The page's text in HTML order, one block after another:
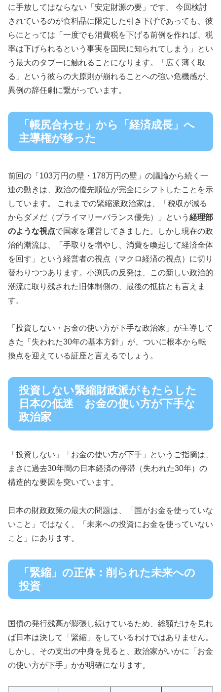
に手放してはならない「安定財源の要」です。 今回検討
されているのが食料品に限定した引き下げであっても、彼
らにとっては「一度でも消費税を下げる前例を作れば、税
率は下げられるという事実を国民に知られてしまう」とい
う最大のタブーに触れることになります。「広く薄く取
る」という彼らの大原則が崩れることへの強い危機感が、
異例の辞任劇に繋がっています。
「帳尻合わせ」から「経済成長」へ
主導権が移った
前回の「103万円の壁・178万円の壁」の議論から続く一
連の動きは、政治の優先順位が完全にシフトしたことを示
しています。 これまでの緊縮派政治家は、「税収が減る
からダメだ（プライマリーバランス優先）」という 経理部
のような視点で国家を運営してきました。しかし現在の政
治的潮流は、「手取りを増やし、消費を喚起して経済全体
を回す」という経営者の視点（マクロ経済の視点）に切り
替わりつつあります。小渕氏の反発は、この新しい政治的
潮流に取り残された旧体制側の、最後の抵抗とも言えま
す。
「投資しない・お金の使い方が下手な政治家」が主導して
きた「失われた30年の基本方針」が、ついに根本から転
換点を迎えている証座と言えるでしょう。
投資しない緊縮財政派がもたらした
日本の低迷 お金の使い方が下手な
政治家
「投資しない」「お金の使い方が下手」というご指摘は、
まさに過去30年間の日本経済の停滞（失われた30年）の
構造的な要因を突いています。
日本の財政政策の最大の問題は、「国がお金を使っていな
いこと」ではなく、「未来への投資にお金を使っていない
こと」にあります。
「緊縮」の正体：削られた未来への
投資
国債の発行残高が膨張し続けているため、総額だけを見れ
ば日本は決して「緊縮」をしているわけではありません。
しかし、その支出の中身を見ると、政治家がいかに「お金
の使い方が下手」かが明確になります。